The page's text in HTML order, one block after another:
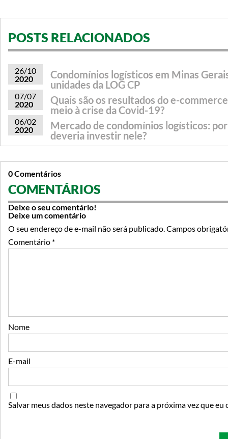
POSTS RELACIONADOS
26/10
2020
Condomínios logísticos em Minas
unidades da LOG CP
07/07
2020
Quais são os resultados do e-
meio à crise da Covid-19?
06/02
2020
Mercado de condomínios logísticos:
deveria investir nele?
0 Comentários
COMENTÁRIOS
Deixe o seu comentário!
Deixe um comentário
O seu endereço de e-mail não será publicado.Campos
Comentário *
Nome
E-mail
Salvar meus dados neste navegador para a próxima vez que eu